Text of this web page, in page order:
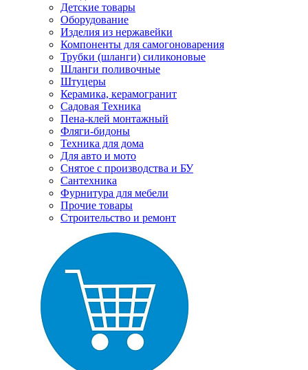
Детские товары
Оборудование
Изделия из нержавейки
Компоненты для самогоноварения
Трубки (шланги) силиконовые
Шланги поливочные
Штуцеры
Керамика, керамогранит
Садовая Техника
Пена-клей монтажный
Фляги-бидоны
Техника для дома
Для авто и мото
Снятое с производства и БУ
Сантехника
Фурнитура для мебели
Прочие товары
Строительство и ремонт